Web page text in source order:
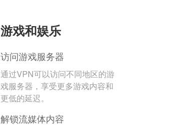
游戏和娱乐
访问游戏服务器
通过VPN可以访问不同地区的游
戏服务器，享受更多游戏内容和
更低的延迟。
解锁流媒体内容